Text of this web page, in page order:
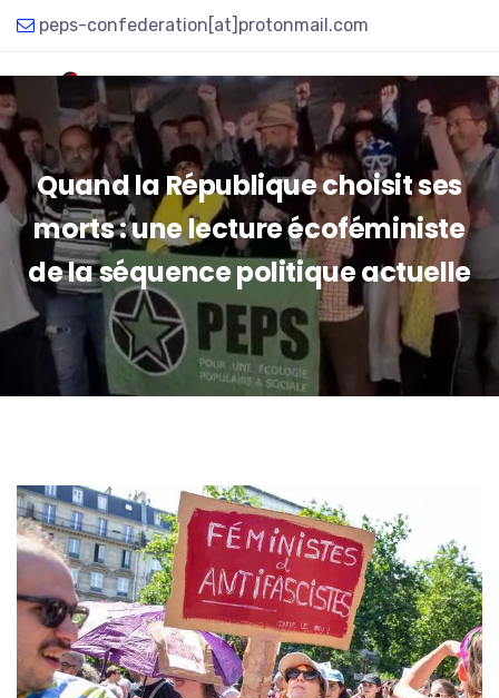
peps-confederation[at]protonmail.com
Quand la République choisit ses
morts : une lecture écoféministe
de la séquence politique actuelle